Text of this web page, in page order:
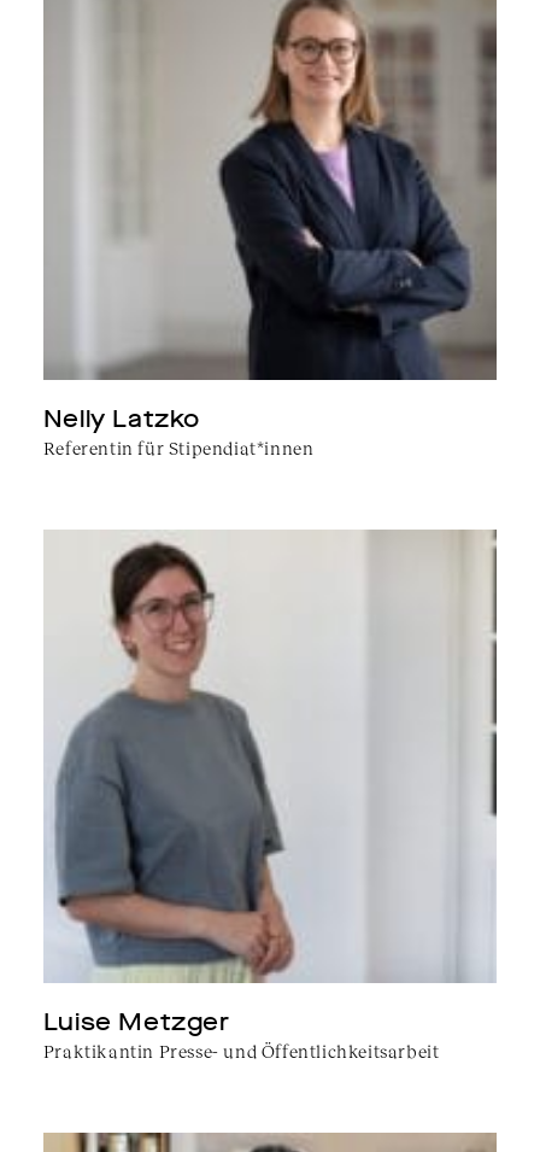
Nelly Latzko
Referentin für Stipendiat*innen
Luise Metzger
Praktikantin Presse- und Öffentlichkeitsarbeit